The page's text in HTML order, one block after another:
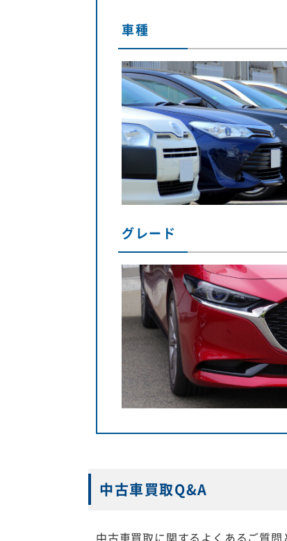
車種
グレード
中古車買取Q&A
中古車買取に関するよくあるご質問